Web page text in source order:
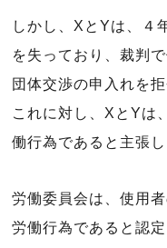
しかし、XとYは、４
を失っており、裁判
団体交渉の申入れを拒
これに対し、XとYは
働行為であると主張
労働委員会は、使用
労働行為であると認